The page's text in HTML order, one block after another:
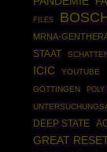
FILES
MRNA-
STAAT
ICIC YOUTUBE
GÖTTINGEN POLY
DEEP STATE
GREAT